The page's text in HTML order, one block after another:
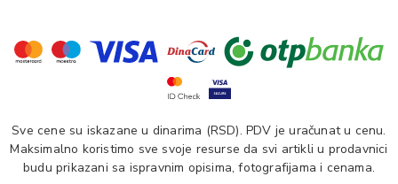
Sve cene su iskazane u dinarima (RSD). PDV je uračunat u cenu.
Maksimalno koristimo sve svoje resurse da svi artikli u prodavnici
budu prikazani sa ispravnim opisima, fotografijama i cenama.